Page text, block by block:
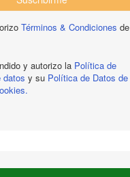
Términos & Condiciones de
y autorizo la Política de
datos y su Política de Datos de